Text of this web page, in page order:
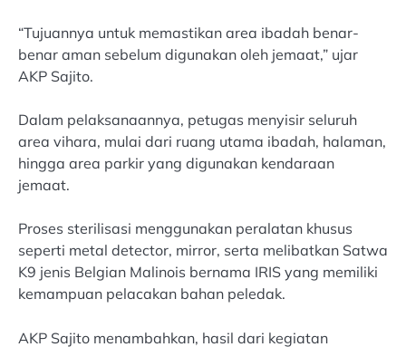
“Tujuannya untuk memastikan area ibadah benar-
benar aman sebelum digunakan oleh jemaat,” ujar
AKP Sajito.
Dalam pelaksanaannya, petugas menyisir seluruh
area vihara, mulai dari ruang utama ibadah, halaman,
hingga area parkir yang digunakan kendaraan
jemaat.
Proses sterilisasi menggunakan peralatan khusus
seperti metal detector, mirror, serta melibatkan Satwa
K9 jenis Belgian Malinois bernama IRIS yang memiliki
kemampuan pelacakan bahan peledak.
AKP Sajito menambahkan, hasil dari kegiatan